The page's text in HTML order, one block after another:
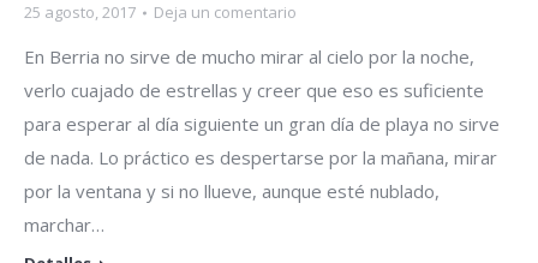
25 agosto, 2017
Deja un comentario
En Berria no sirve de mucho mirar al cielo por la noche,
verlo cuajado de estrellas y creer que eso es suficiente
para esperar al día siguiente un gran día de playa no sirve
de nada. Lo práctico es despertarse por la mañana, mirar
por la ventana y si no llueve, aunque esté nublado,
marchar…